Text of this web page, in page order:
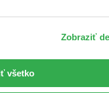
Zobraziť
všetko